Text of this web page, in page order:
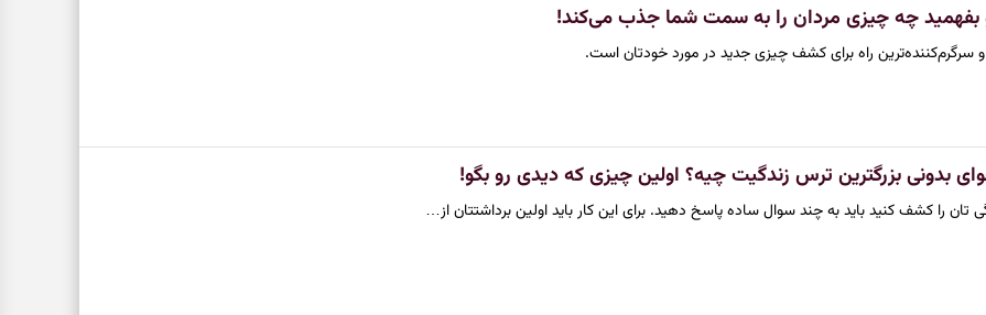
و بفهمید چه چیزی مردان را به سمت شما جذب می‌کند!
راه برای کشف چیزی جدید در مورد خودتان است.
بزرگترین ترس زندگیت چیه؟ اولین چیزی که دیدی رو بگو!
تان را کشف کنید باید به چند سوال ساده پاسخ دهید. برای این کار باید اولین برداشتتان از…